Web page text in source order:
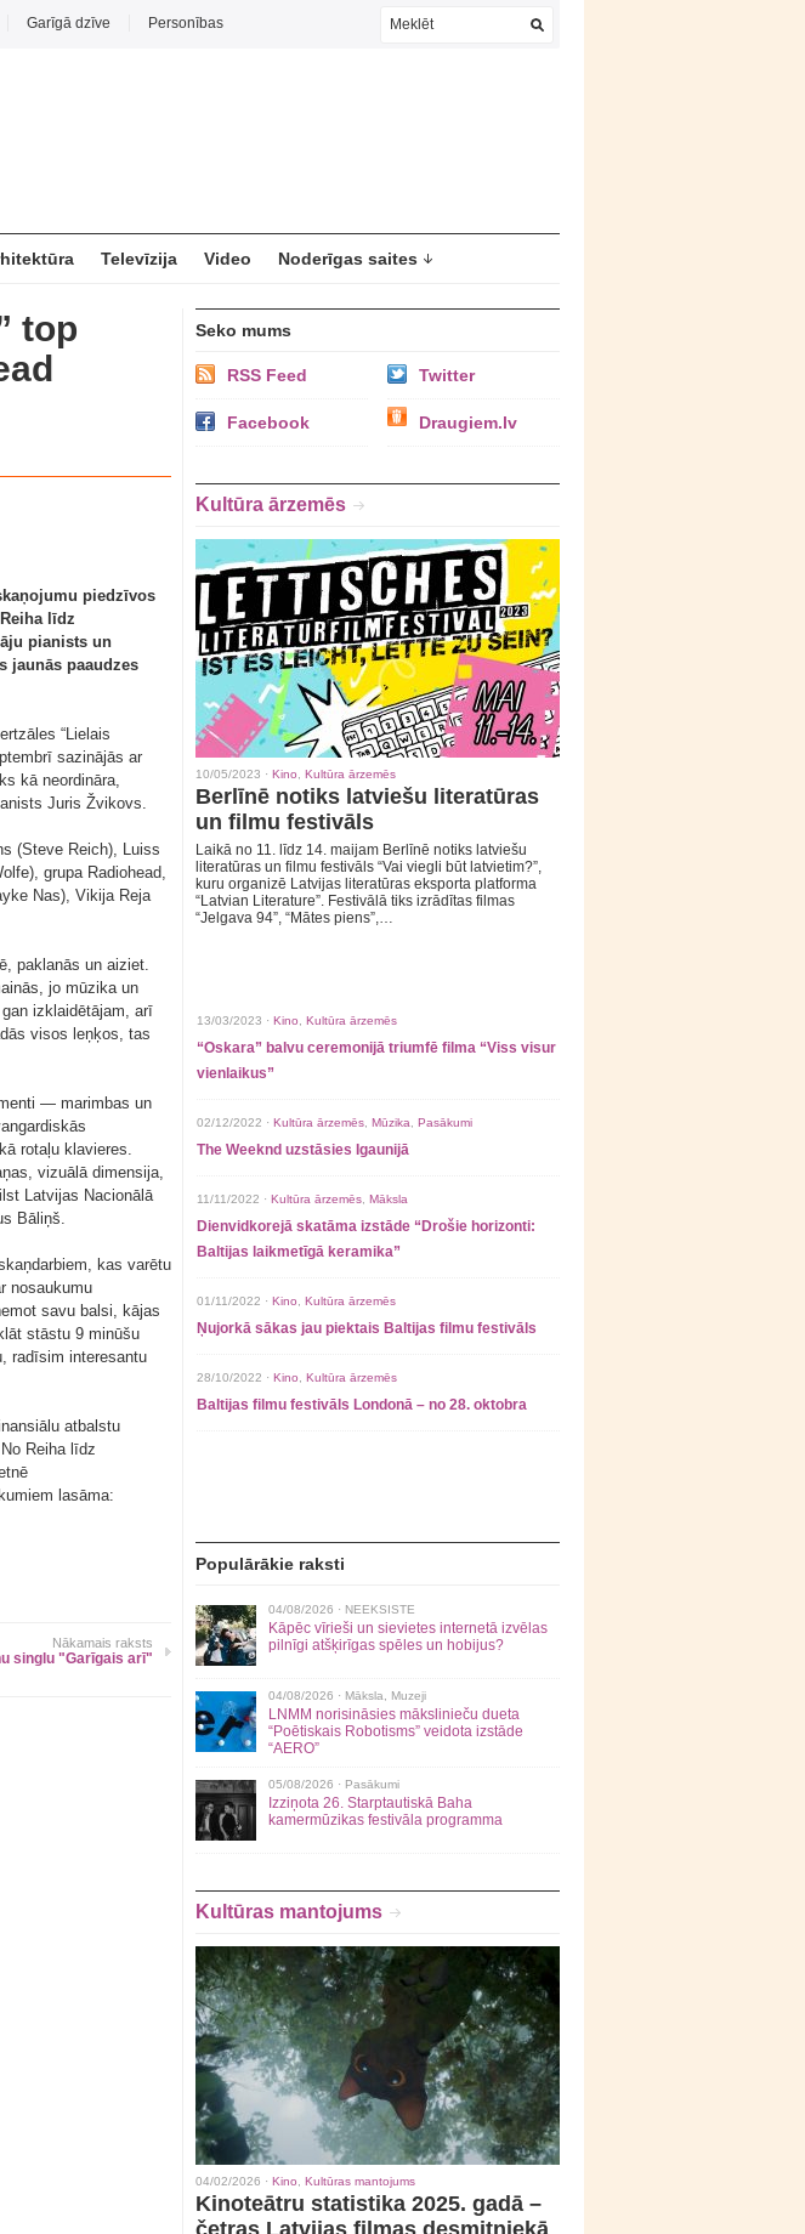
Garīgā dzīve Personības
Televīzija Video Noderīgas saites
top
piedzīvos
līdz
pianists un
jaunās paaudzes
“Lielais
sazinājās ar
kā neordināra,
Juris Žvikovs.
(Steve Reich), Luiss
grupa Radiohead,
Nas), Vikija Reja
paklanās un aiziet.
jo mūzika un
izklaidētājam, arī
visos leņķos, tas
— marimbas un
rotaļu klavieres.
vizuālā dimensija,
Latvijas Nacionālā
Bāliņš.
kas varētu
nosaukumu
savu balsi, kājas
stāstu 9 minūšu
radīsim interesantu
atbalstu
Reiha līdz
lasāma:
Nākamais raksts
singlu "Garīgais arī"
Seko mums
RSS Feed Twitter
Facebook Draugiem.lv
Kultūra ārzemēs
10/05/2023 · Kino Kultūra ārzemēs
Berlīnē notiks latviešu literatūras
un filmu festivāls
Laikā no 11. līdz 14. maijam Berlīnē notiks latviešu
literatūras un filmu festivāls “Vai viegli būt latvietim?”,
kuru organizē Latvijas literatūras eksporta platforma
“Latvian Literature”. Festivālā tiks izrādītas filmas
“Jelgava 94”, “Mātes piens”,…
13/03/2023 · Kino Kultūra ārzemēs
“Oskara” balvu ceremonijā triumfē filma “Viss visur
vienlaikus”
02/12/2022 · Kultūra ārzemēs Mūzika Pasākumi
The Weeknd uzstāsies Igaunijā
11/11/2022 · Kultūra ārzemēs Māksla
Dienvidkorejā skatāma izstāde “Drošie horizonti:
Baltijas laikmetīgā keramika”
01/11/2022 · Kino Kultūra ārzemēs
Ņujorkā sākas jau piektais Baltijas filmu festivāls
28/10/2022 · Kino Kultūra ārzemēs
Baltijas filmu festivāls Londonā – no 28. oktobra
Populārākie raksti
04/08/2026 · NEEKSISTE
Kāpēc vīrieši un sievietes internetā izvēlas
pilnīgi atšķirīgas spēles un hobijus?
04/08/2026 · Māksla Muzeji
LNMM norisināsies mākslinieču dueta
“Poētiskais Robotisms” veidota izstāde
“AERO”
05/08/2026 · Pasākumi
Izziņota 26. Starptautiskā Baha
kamermūzikas festivāla programma
Kultūras mantojums
04/02/2026 · Kino Kultūras mantojums
Kinoteātru statistika 2025. gadā –
četras Latvijas filmas desmitniekā